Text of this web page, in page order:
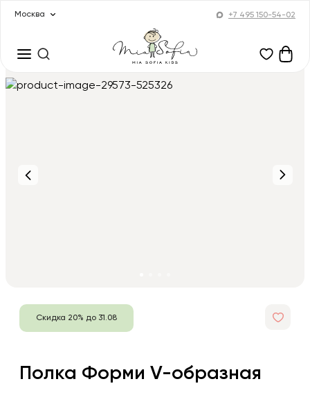
Москва +7 495 150-54-02
Скидка 20% до 31.08
Полка Форми V-образная